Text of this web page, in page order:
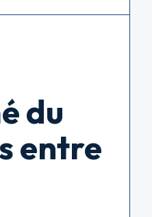
du
entre